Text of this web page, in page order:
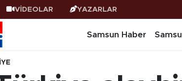
VİDEOLAR YAZARLAR
Samsun Haber